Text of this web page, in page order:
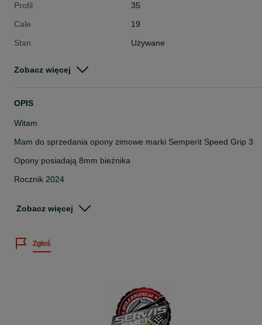
Profil
35
Cale
19
Stan
Używane
Szerokość
Zobacz więcej
OPIS
Witam
Mam do sprzedania opony zimowe marki Semperit Speed Grip 3
Opony posiadają 8mm bieżnika
Rocznik 2024
Więcej informacji telefonicznie
www.facebook.com/SerwisMimek
Zobacz więcej
Zgłoś